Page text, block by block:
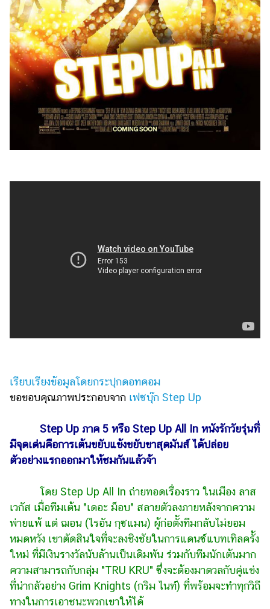
ท่อง
เที่ยว
สูตร
อาหาร
ง่ายๆ
ช้อป
รถยนต์
ตี้
และ
เด็ก
เลี้ยง
Infographic
บริการ
แอปฯ
กระปุก
เรียบเรียงข้อมูลโดยกระปุกดอทคอม
ขอขอบคุณภาพประกอบจาก เฟซบุ๊ก Step Up
Step Up ภาค 5 หรือ Step Up All In หนังรักวัยรุ่นที่
มีจุดเด่นคือการเต้นขยับแข้งขยับขาสุดมันส์ ได้ปล่อย
ตัวอย่างแรกออกมาให้ชมกันแล้วจ้า
โดย Step Up All In ถ่ายทอดเรื่องราว ในเมือง ลาส
เวกัส เมื่อทีมเต้น "เดอะ ม็อบ" สลายตัวลงภายหลังจากความ
พ่ายแพ้ แต่ ฌอน (ไรอัน กุซแมน) ผู้ก่อตั้งทีมกลับไม่ยอม
หมดหวัง เขาตัดสินใจที่จะลงชิงชัยในการแดนซ์แบทเทิลครั้ง
ใหม่ ที่มีเงินรางวัลนับล้านเป็นเดิมพัน ร่วมกับทีมนักเต้นมาก
ความสามารถกับกลุ่ม "TRU KRU" ซึ่งจะต้องมาดวลกับคู่แข่ง
ที่น่ากลัวอย่าง Grim Knights (กริม ไนท์) ที่พร้อมจะทำทุกวิถี
ทางในการเอาชนะพวกเขาให้ได้